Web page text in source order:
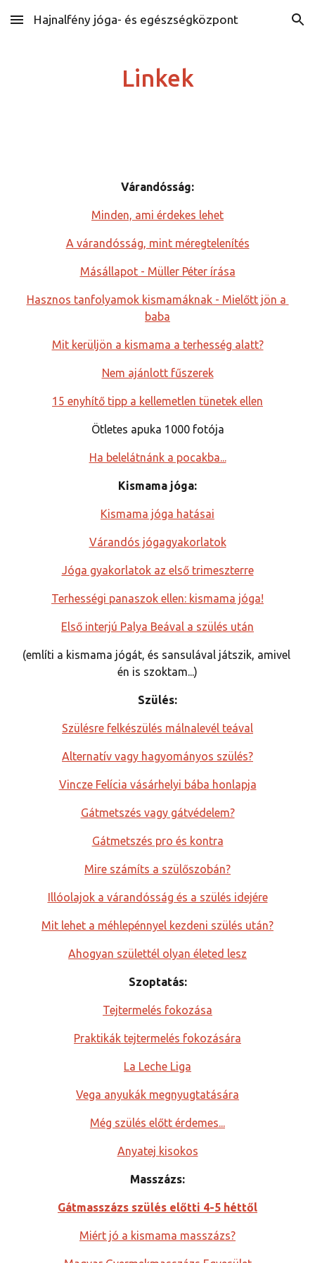
Skip to main content Skip to navigation
Hajnalfény jóga- és egészségközpont
Linkek
Várandósság:
Minden, ami érdekes lehet
A várandósság, mint méregtelenítés
Másállapot - Müller Péter írása
Hasznos tanfolyamok kismamáknak - Mielőtt jön a
baba
Mit kerüljön a kismama a terhesség alatt?
Nem ajánlott fűszerek
15 enyhítő tipp a kellemetlen tünetek ellen
Ötletes apuka 1000 fotója
Ha belelátnánk a pocakba...
Kismama jóga:
Kismama jóga hatásai
Várandós jógagyakorlatok
Jóga gyakorlatok az első trimeszterre
Terhességi panaszok ellen: kismama jóga!
Első interjú Palya Beával a szülés után
(említi a kismama jógát, és sansulával játszik, amivel
én is szoktam...)
Szülés:
Szülésre felkészülés málnalevél teával
Alternatív vagy hagyományos szülés?
Vincze Felícia vásárhelyi bába honlapja
Gátmetszés vagy gátvédelem?
Gátmetszés pro és kontra
Mire számíts a szülőszobán?
Illóolajok a várandósság és a szülés idejére
Mit lehet a méhlepénnyel kezdeni szülés után?
Ahogyan születtél olyan életed lesz
Szoptatás:
Tejtermelés fokozása
Praktikák tejtermelés fokozására
La Leche Liga
Vega anyukák megnyugtatására
Még szülés előtt érdemes...
Anyatej kisokos
Masszázs:
Gátmasszázs szülés előtti 4-5 héttől
Miért jó a kismama masszázs?